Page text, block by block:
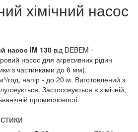
хімічний насос
насос IM 130 від DEBEM -
насос для агресивних рідин
з частинками до 6 мм).
год, напір - до 20 м. Виготовлений з
Застосовується в хімічній,
промисловості.